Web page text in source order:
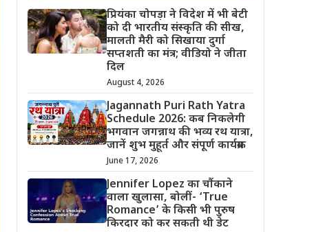
प्रियंका चोपड़ा ने विदेश में भी बेटी
को दी भारतीय संस्कृति की सीख,
मालती मैरी को सिखाया दुर्गा
सप्तशती का मंत्र; वीडियो ने जीता
दिल
August 4, 2026
Jagannath Puri Rath Yatra
Schedule 2026: कब निकलेगी
भगवान जगन्नाथ की भव्य रथ यात्रा,
जानें शुभ मुहूर्त और संपूर्ण कार्यक्रम
June 17, 2026
Jennifer Lopez का चौंकाने
वाला खुलासा, बोलीं- ‘True
Romance’ के किसी भी पुरुष
किरदार को कर सकती थी डेट